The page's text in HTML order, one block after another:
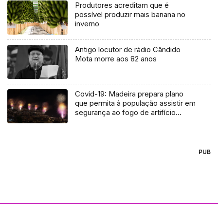
Produtores acreditam que é
possível produzir mais banana no
inverno
Antigo locutor de rádio Cândido
Mota morre aos 82 anos
Covid-19: Madeira prepara plano
que permita à população assistir em
segurança ao fogo de artifício
PUB